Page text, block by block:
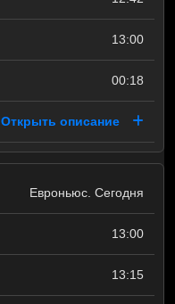
13:00
00:18
Открыть описание
Евроньюс. Сегодня
13:00
13:15